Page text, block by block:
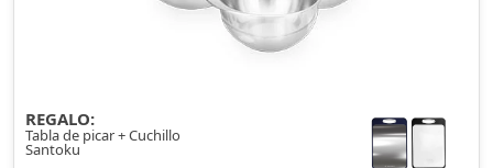
REGALO:
Tabla de picar + Cuchillo
Santoku